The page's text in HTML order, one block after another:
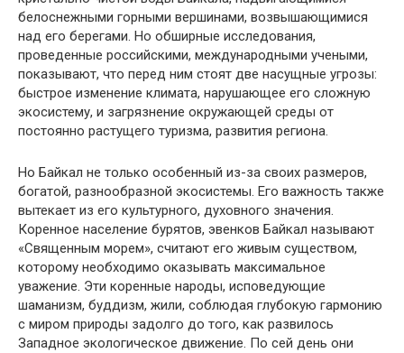
белоснежными горными вершинами, возвышающимися
над его берегами. Но обширные исследования,
проведенные российскими, международными учеными,
показывают, что перед ним стоят две насущные угрозы:
быстрое изменение климата, нарушающее его сложную
экосистему, и загрязнение окружающей среды от
постоянно растущего туризма, развития региона.
Но Байкал не только особенный из-за своих размеров,
богатой, разнообразной экосистемы. Его важность также
вытекает из его культурного, духовного значения.
Коренное население бурятов, эвенков Байкал называют
«Священным морем», считают его живым существом,
которому необходимо оказывать максимальное
уважение. Эти коренные народы, исповедующие
шаманизм, буддизм, жили, соблюдая глубокую гармонию
с миром природы задолго до того, как развилось
Западное экологическое движение. По сей день они